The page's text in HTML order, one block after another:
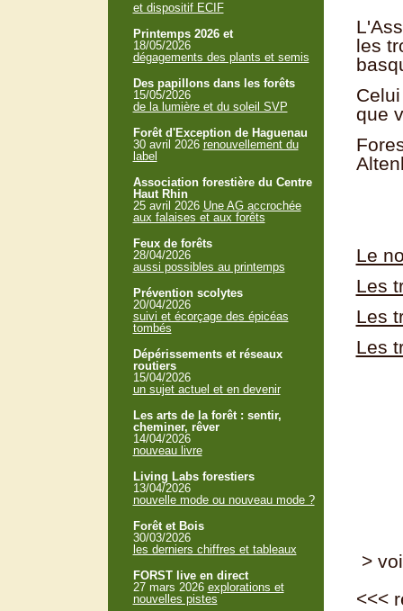
les
que
Le
Les
Les
Les
>
<<<
et dispositif ECIF
Printemps 2026 et
18/05/2026
dégagements des plants et semis
Des papillons dans les forêts
15/05/2026
de la lumière et du soleil SVP
Forêt d'Exception de Haguenau
30 avril 2026 renouvellement du
label
Association forestière du Centre
Haut Rhin
25 avril 2026 Une AG accrochée
aux falaises et aux forêts
Feux de forêts
28/04/2026
aussi possibles au printemps
Prévention scolytes
20/04/2026
suivi et écorçage des épicéas
tombés
Dépérissements et réseaux
routiers
15/04/2026
un sujet actuel et en devenir
Les arts de la forêt : sentir,
cheminer, rêver
14/04/2026
nouveau livre
Living Labs forestiers
13/04/2026
nouvelle mode ou nouveau mode ?
Forêt et Bois
30/03/2026
les derniers chiffres et tableaux
FORST live en direct
27 mars 2026 explorations et
nouvelles pistes